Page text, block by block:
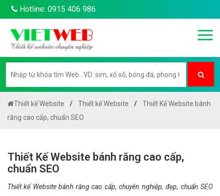
Hotline: 0915 406 986
Thiết kế Website Thiết kế Website
Thiết Kế Website bánh
răng cao cấp, chuẩn SEO
Thiết Kế Website bánh răng cao cấp,
chuẩn SEO
Thiết kế Website bánh răng cao cấp, chuyên nghiệp, đẹp, chuẩn SEO